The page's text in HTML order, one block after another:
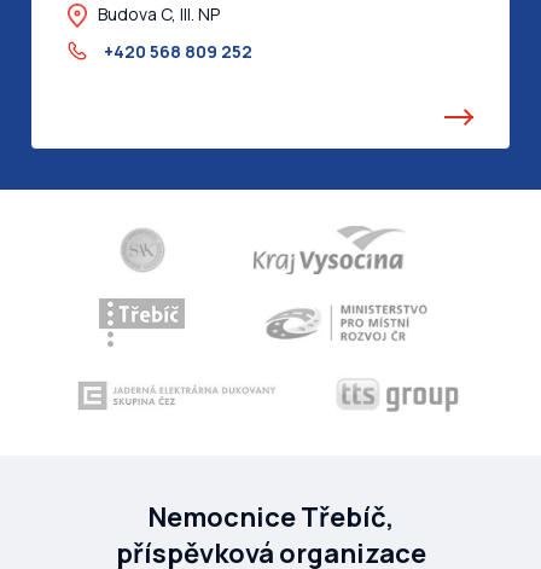
Budova C, III. NP
+420 568 809 252
Nemocnice Třebíč,
příspěvková organizace